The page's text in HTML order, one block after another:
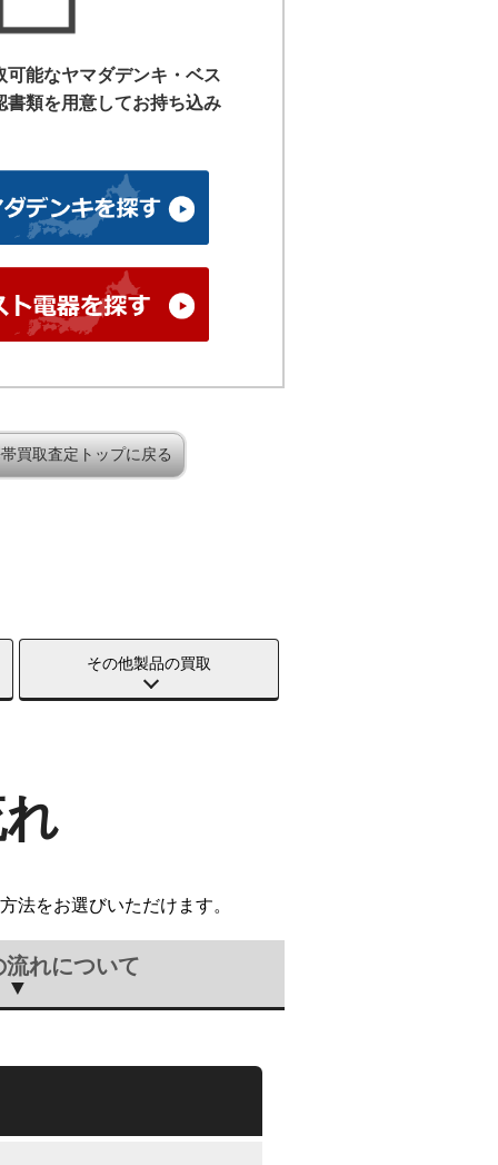
能なヤマダデンキ・ベス
書類を用意してお持ち込み
買取査定トップに戻る
その他製品の買取
法をお選びいただけます。
れについて